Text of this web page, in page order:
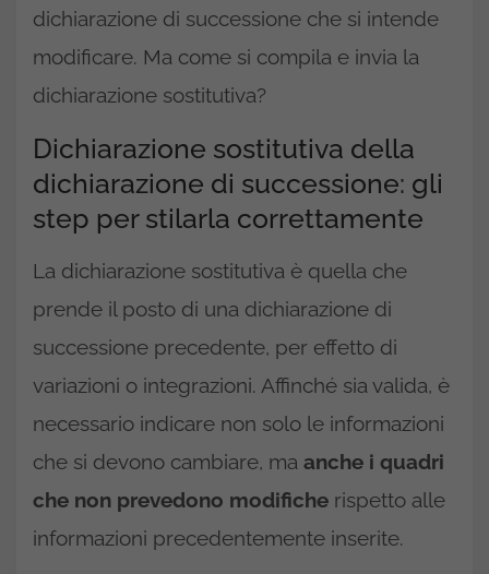
dichiarazione di successione che si intende
modificare. Ma come si compila e invia la
dichiarazione sostitutiva?
Dichiarazione sostitutiva della
dichiarazione di successione: gli
step per stilarla correttamente
La dichiarazione sostitutiva è quella che
prende il posto di una dichiarazione di
successione precedente, per effetto di
variazioni o integrazioni. Affinché sia valida, è
necessario indicare non solo le informazioni
che si devono cambiare, ma anche i quadri
che non prevedono modifiche rispetto alle
informazioni precedentemente inserite.